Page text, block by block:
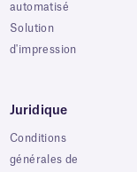
automatisé
Solution
d'impression
Juridique
Conditions
générales de